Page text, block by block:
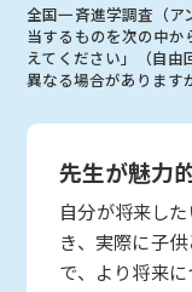
全国一斉進学調査（ア
当するものを次の中
えてください」（自
異なる場合があります
先生が魅力
自分が将来し
き、実際に子
で、より将来に